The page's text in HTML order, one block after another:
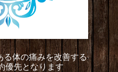
る体の痛みを改善する
優先となります